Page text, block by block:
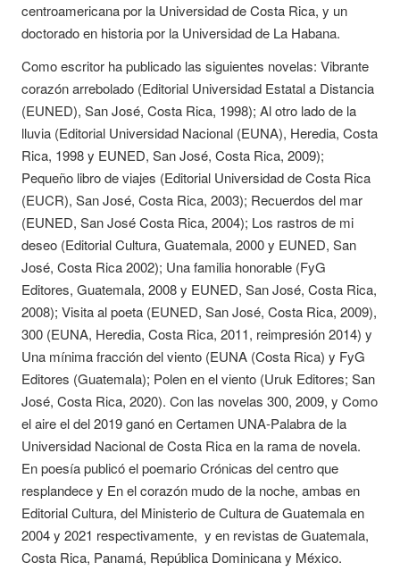
centroamericana por la Universidad de Costa Rica, y un
doctorado en historia por la Universidad de La Habana.
Como escritor ha publicado las siguientes novelas: Vibrante
corazón arrebolado (Editorial Universidad Estatal a Distancia
(EUNED), San José, Costa Rica, 1998); Al otro lado de la
lluvia (Editorial Universidad Nacional (EUNA), Heredia, Costa
Rica, 1998 y EUNED, San José, Costa Rica, 2009);
Pequeño libro de viajes (Editorial Universidad de Costa Rica
(EUCR), San José, Costa Rica, 2003); Recuerdos del mar
(EUNED, San José Costa Rica, 2004); Los rastros de mi
deseo (Editorial Cultura, Guatemala, 2000 y EUNED, San
José, Costa Rica 2002); Una familia honorable (FyG
Editores, Guatemala, 2008 y EUNED, San José, Costa Rica,
2008); Visita al poeta (EUNED, San José, Costa Rica, 2009),
300 (EUNA, Heredia, Costa Rica, 2011, reimpresión 2014) y
Una mínima fracción del viento (EUNA (Costa Rica) y FyG
Editores (Guatemala); Polen en el viento (Uruk Editores; San
José, Costa Rica, 2020). Con las novelas 300, 2009, y Como
el aire el del 2019 ganó en Certamen UNA-Palabra de la
Universidad Nacional de Costa Rica en la rama de novela.
En poesía publicó el poemario Crónicas del centro que
resplandece y En el corazón mudo de la noche, ambas en
Editorial Cultura, del Ministerio de Cultura de Guatemala en
2004 y 2021 respectivamente, y en revistas de Guatemala,
Costa Rica, Panamá, República Dominicana y México.